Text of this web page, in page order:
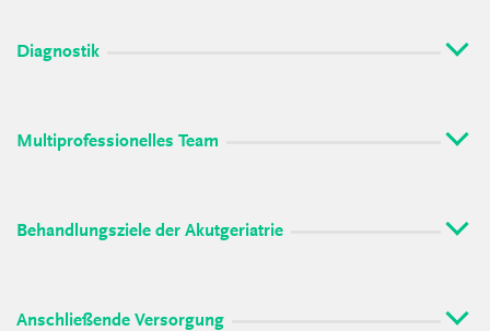
Diagnostik
Multiprofessionelles Team
Behandlungsziele der Akutgeriatrie
Anschließende Versorgung